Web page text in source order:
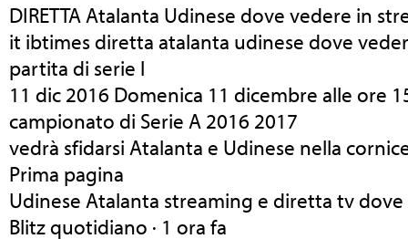
DIRETTA Atalanta Udinese dove vedere in
it ibtimes diretta atalanta udinese dove
partita di serie l
11 dic 2016 Domenica 11 dicembre alle ore
campionato di Serie A 2016 2017
vedrà sfidarsi Atalanta e Udinese nella
Prima pagina
Udinese Atalanta streaming e diretta tv dove
Blitz quotidiano · 1 ora fa